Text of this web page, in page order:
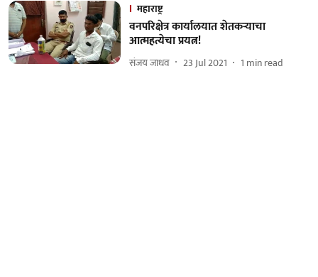
महाराष्ट्र
वनपरिक्षेत्र कार्यालयात शेतकऱ्याचा
आत्महत्येचा प्रयत्न!
संजय जाधव 23 Jul 2021 1 min read